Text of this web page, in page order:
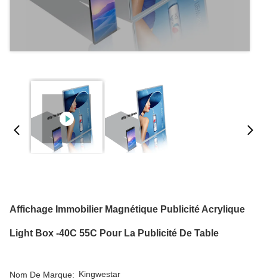
Affichage Immobilier Magnétique Publicité Acrylique
Light Box -40C 55C Pour La Publicité De Table
Nom De Marque: Kingwestar